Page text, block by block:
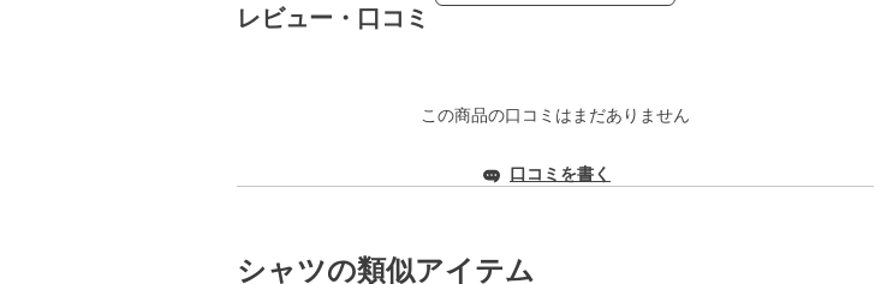
レビュー・口コミ
この商品の口コミはまだありません
口コミを書く
シャツの類似アイテム